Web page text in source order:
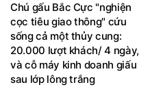
Chú gấu Bắc Cực "nghiện
cọc tiêu giao thông" cứu
sống cả một thủy cung:
20.000 lượt khách/ 4 ngày,
và cỗ máy kinh doanh giấu
sau lớp lông trắng